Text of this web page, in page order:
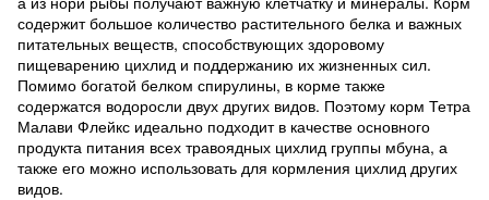
содержит большое количество растительного белка и важных
питательных веществ, способствующих здоровому
пищеварению цихлид и поддержанию их жизненных сил.
Помимо богатой белком спирулины, в корме также
содержатся водоросли двух других видов. Поэтому корм Тетра
Малави Флейкс идеально подходит в качестве основного
продукта питания всех травоядных цихлид группы мбуна, а
также его можно использовать для кормления цихлид других
видов.